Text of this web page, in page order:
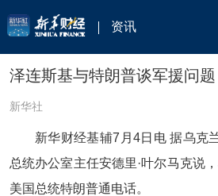
资讯
泽连斯基与特朗普谈军援问题
新华社
新华财经基辅7月4日电 据乌克
总统办公室主任安德里·叶尔马克说
美国总统特朗普通电话。